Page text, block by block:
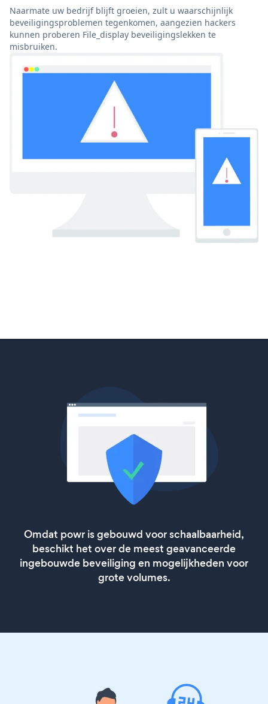
Naarmate uw bedrijf blijft groeien, zult u waarschijnlijk
beveiligingsproblemen tegenkomen, aangezien hackers
kunnen proberen File_display beveiligingslekken te
misbruiken.
Omdat powr is gebouwd voor schaalbaarheid,
beschikt het over de meest geavanceerde
ingebouwde beveiliging en mogelijkheden voor
grote volumes.